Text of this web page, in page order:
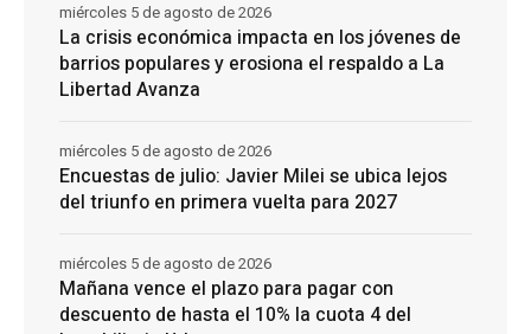
La crisis económica impacta en los jóvenes de
barrios populares y erosiona el respaldo a La
Libertad Avanza
miércoles 5 de agosto de 2026
Encuestas de julio: Javier Milei se ubica lejos
del triunfo en primera vuelta para 2027
miércoles 5 de agosto de 2026
Mañana vence el plazo para pagar con
descuento de hasta el 10% la cuota 4 del
miércoles 5 de agosto de 2026